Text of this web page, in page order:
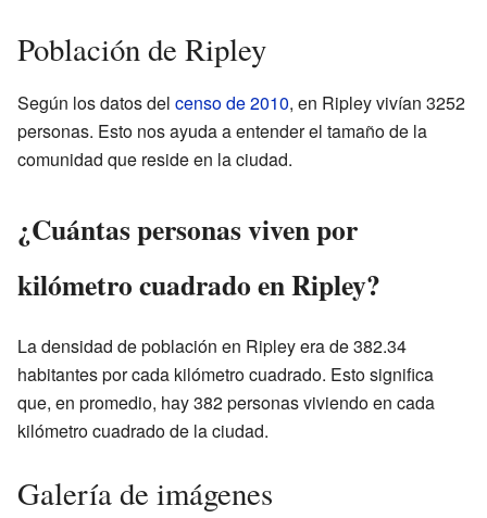
Población de Ripley
Según los datos del censo de 2010, en Ripley vivían 3252
personas. Esto nos ayuda a entender el tamaño de la
comunidad que reside en la ciudad.
¿Cuántas personas viven por
kilómetro cuadrado en Ripley?
La densidad de población en Ripley era de 382.34
habitantes por cada kilómetro cuadrado. Esto significa
que, en promedio, hay 382 personas viviendo en cada
kilómetro cuadrado de la ciudad.
Galería de imágenes